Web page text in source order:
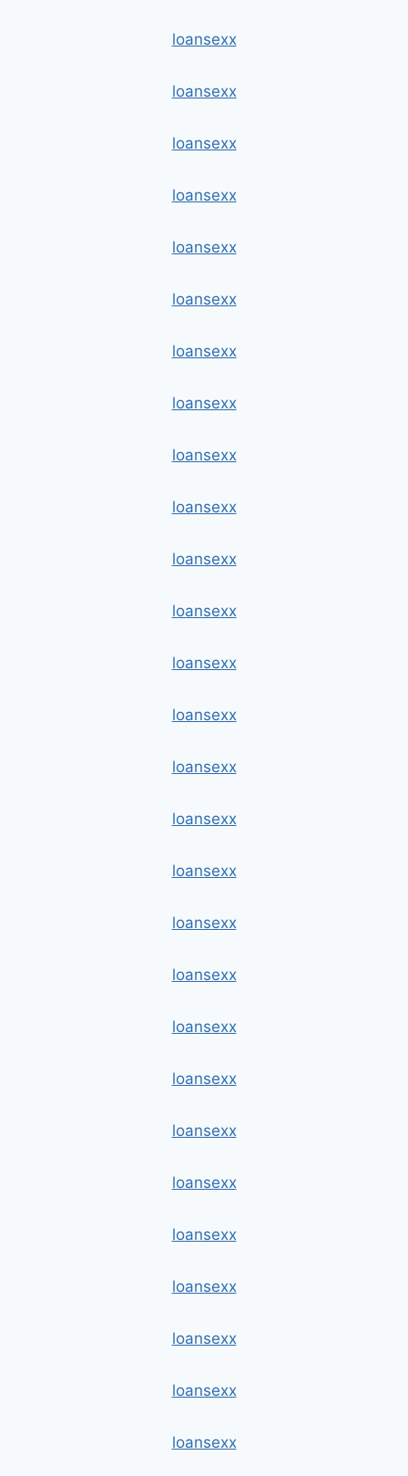
loansexx
loansexx
loansexx
loansexx
loansexx
loansexx
loansexx
loansexx
loansexx
loansexx
loansexx
loansexx
loansexx
loansexx
loansexx
loansexx
loansexx
loansexx
loansexx
loansexx
loansexx
loansexx
loansexx
loansexx
loansexx
loansexx
loansexx
loansexx